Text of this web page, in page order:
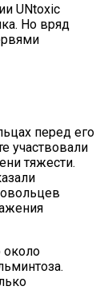
UNtoxic
Но вряд
перед его
участвовали
тяжести.